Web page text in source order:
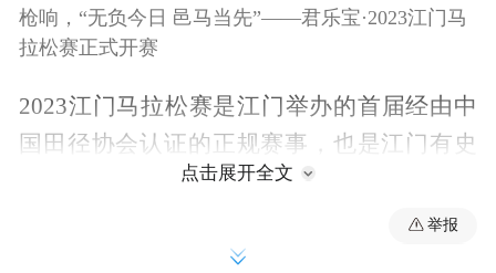
枪响，“无负今日 邑马当先”——君乐宝·2023江门马
拉松赛正式开赛
2023江门马拉松赛是江门举办的首届经由中
国田径协会认证的正规赛事，也是江门有史
以来举办规模最大、参加人数最多的一场标
志性路跑赛事，吸引了来自中国、美国、法
国、韩国、埃塞俄比亚、朝鲜共和国、新加
点击展开全文
举报